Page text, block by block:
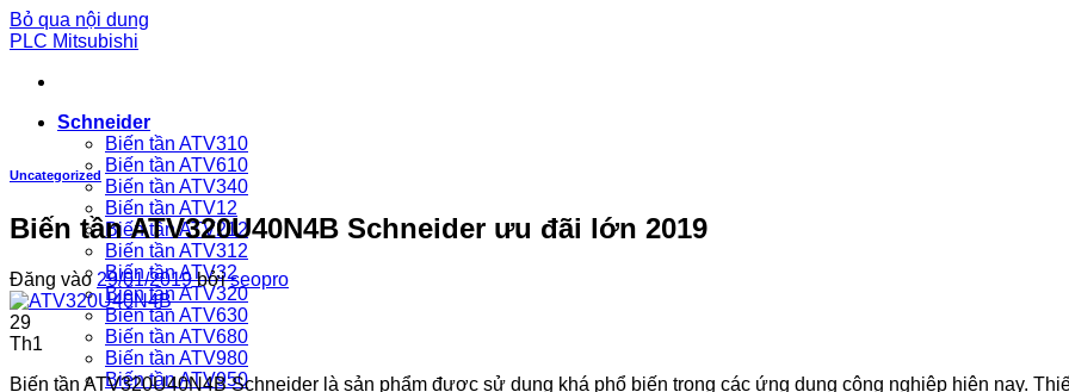
Bỏ qua nội dung
PLC Mitsubishi
Schneider
Biến tần ATV310
Biến tần ATV610
Biến tần ATV340
Biến tần ATV12
Biến tần ATV212
Biến tần ATV312
Biến tần ATV32
Biến tần ATV320
Biến tần ATV630
Biến tần ATV680
Biến tần ATV980
Biến tần ATV950
Uncategorized
Biến tần ATV320U40N4B Schneider ưu đãi lớn 2019
Đăng vào 29/01/2019 bởiseopro
29
Th1
Biến tần ATV320U40N4B Schneider là sản phẩm được sử dụng khá phổ biến trong các ứng dụng công nghiệp hiện nay.